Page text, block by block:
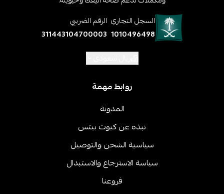
السجل التجاري
1010496498
الرقم الضريبي
311443104700003
روابط مهمة
المدونة
نبذه عن كيوت بيتس
سياسية الشحن والتوصيل
سياسة الاسترجاع والاستبدال
فروعنا